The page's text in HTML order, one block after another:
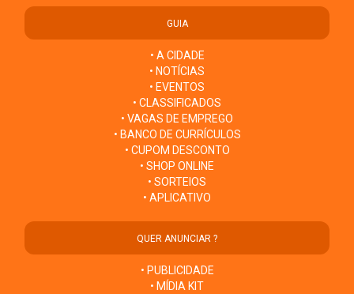
GUIA
• A CIDADE
• NOTÍCIAS
• EVENTOS
• CLASSIFICADOS
• VAGAS DE EMPREGO
• BANCO DE CURRÍCULOS
• CUPOM DESCONTO
• SHOP ONLINE
• SORTEIOS
• APLICATIVO
QUER ANUNCIAR ?
• PUBLICIDADE
• MÍDIA KIT